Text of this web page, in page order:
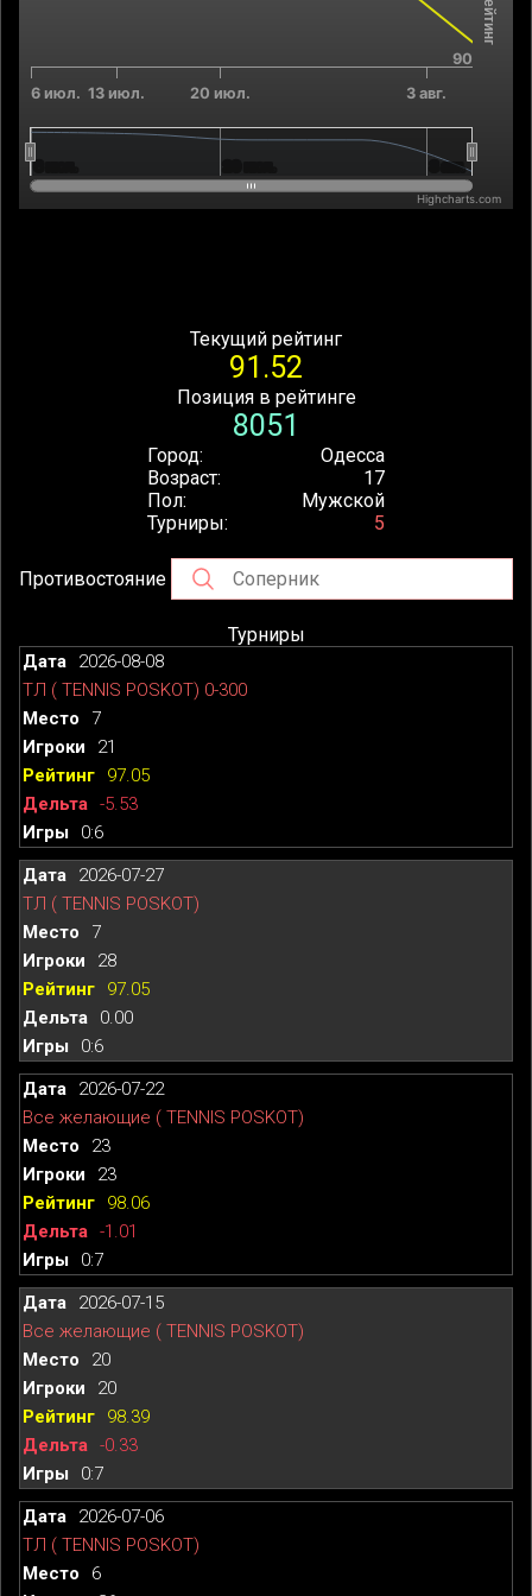
6 июл. 13 июл. 20 июл. 3 авг.
6 июл.
6 июл. 3 авг.
3 авг.
90
Highcharts.com
End of interactive chart.
Город
Одесса
Возраст
17
Пол
Мужской
Турниры
5
Текущий рейтинг
91.52
Позиция в рейтинге
8051
Противостояние
Турниры
2026-08-08
ТЛ ( TENNIS POSKOT) 0-300
7
21
97.05
-5.53
0:6
2026-07-27
ТЛ ( TENNIS POSKOT)
7
28
97.05
0.00
0:6
2026-07-22
Все желающие ( TENNIS POSKOT)
23
23
98.06
-1.01
0:7
2026-07-15
Все желающие ( TENNIS POSKOT)
20
20
98.39
-0.33
0:7
2026-07-06
ТЛ ( TENNIS POSKOT)
6